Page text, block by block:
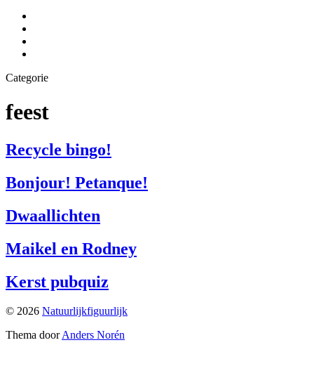
Pubquiz!
Categorie
feest
Recycle bingo!
Bonjour! Petanque!
Dwaallichten
Maikel en Rodney
Kerst pubquiz
© 2026 Natuurlijkfiguurlijk
Thema doorAnders Norén